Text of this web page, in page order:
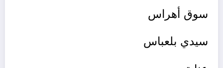
سوق أهراس
سيدي بلعباس